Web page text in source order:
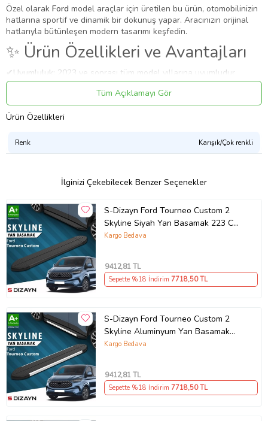
Özel olarak Ford model araçlar için üretilen bu ürün, otomobilinizin
hatlarına sportif ve dinamik bir dokunuş yapar. Aracınızın orijinal
hatlarıyla bütünleşen modern tasarımı keşfedin.
✨ Ürün Özellikleri ve Avantajları
✔Uyumluluk: 2023 ve sonrası tüm model yıllarına uyumludur.
⚠️Aracın üretim yapısı ve paket farklılık (Makyajlı/Makyajsız)
nedeniyle sipariş öncesi teyit almanızı öneririz.
✔
Malzeme:
✔Görünüm:Krom. Boya gerektirmez, montaja hazırdır.
Uygulama
Aracınızın ölçülerine uygundur. Montaj işlemi el yatkınlığı
Cm 2023 Üzeri A+ Kalite
Güvenli Teslimat
Siparişleriniz darbe emici özel ambalajlarla, kargoda zarar
görmeyecek şekilde paketlenerek tarafınıza ulaştırılır. %100
Müşteri memnuniyeti garantisiyle.
Ürün Kodu:kcm47838534
Tüm Açıklamayı Gör
Ürün Özellikleri
Renk Karışık/Çok renkli
İlginizi Çekebilecek Benzer Seçenekler
S-Dizayn Ford Tourneo Custom 2
Skyline Siyah Yan Basamak 223 Cm
2023 Üzeri A+ Kalite
Kargo Bedava
9412,81 TL
Sepette %18 İndirim 7718,50 TL
S-Dizayn Ford Tourneo Custom 2
Skyline Aluminyum Yan Basamak
223 Cm 2023 Üzeri A+ Kalite
Kargo Bedava
9412,81 TL
Sepette %18 İndirim 7718,50 TL